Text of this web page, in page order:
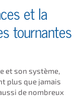
et la
tournantes
et son système,
plus que jamais
de nombreux